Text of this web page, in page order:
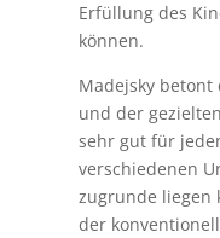
Erfüllung des
können.
Madejsky betont
und der
sehr gut für
verschiedenen
zugrunde liegen
der